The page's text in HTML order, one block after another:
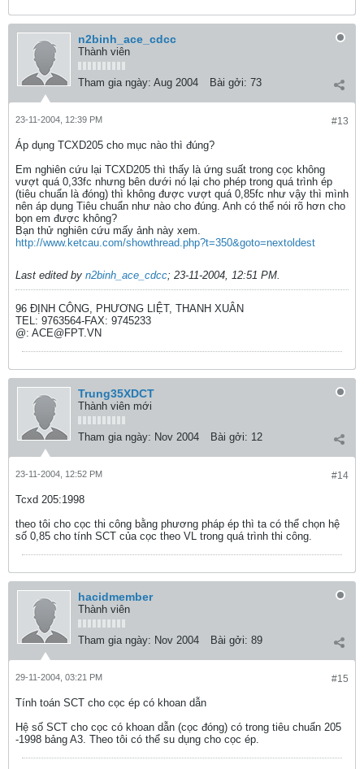
n2binh_ace_cdcc
Thành viên
Tham gia ngày: Aug 2004 Bài gởi: 73
#13
23-11-2004, 12:39 PM
Áp dụng TCXD205 cho mục nào thì đúng?
Em nghiên cứu lại TCXD205 thì thấy là ứng suất trong cọc không
vượt quá 0,33fc nhưng bên dưới nó lại cho phép trong quá trình ép
(tiêu chuẩn là đóng) thì không được vượt quá 0,85fc như vậy thì mình
nên áp dụng Tiêu chuẩn như nào cho đúng. Anh có thể nói rõ hơn cho
bọn em được không?
Bạn thử nghiên cứu mấy ảnh này xem.
http://www.ketcau.com/showthread.php?t=350&goto=nextoldest
Last edited by n2binh_ace_cdcc; 23-11-2004, 12:51 PM.
96 ĐỊNH CÔNG, PHƯƠNG LIỆT, THANH XUÂN
TEL: 9763564-FAX: 9745233
@: ACE@FPT.VN
Trung35XDCT
Thành viên mới
Tham gia ngày: Nov 2004 Bài gởi: 12
#14
23-11-2004, 12:52 PM
Tcxd 205:1998
theo tôi cho cọc thi công bằng phương pháp ép thì ta có thể chọn hệ
số 0,85 cho tính SCT của cọc theo VL trong quá trình thi công.
hacidmember
Thành viên
Tham gia ngày: Nov 2004 Bài gởi: 89
#15
29-11-2004, 03:21 PM
Tính toán SCT cho cọc ép có khoan dẫn
Hệ số SCT cho cọc có khoan dẫn (cọc đóng) có trong tiêu chuẩn 205
-1998 bảng A3. Theo tôi có thể su dụng cho cọc ép.